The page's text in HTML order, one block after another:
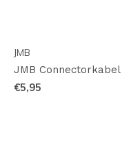
JMB
JMB Connectorkabel
€5,95